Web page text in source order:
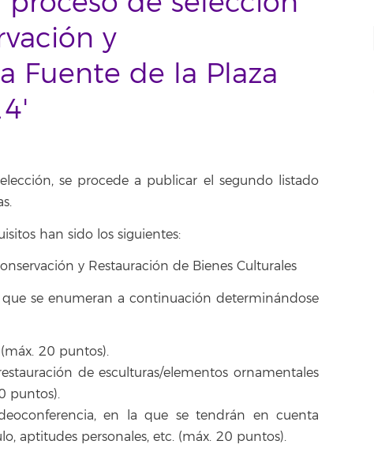
y
Fuente de la Plaza
se procede a publicar el segundo listado
han sido los siguientes:
y Restauración de Bienes Culturales
se enumeran a continuación determinándose
20 puntos).
de esculturas/elementos ornamentales
puntos).
en la que se tendrán en cuenta
aptitudes personales, etc. (máx. 20 puntos).